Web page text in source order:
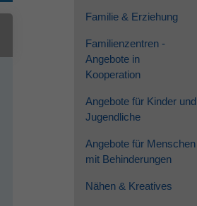
Familie & Erziehung
Familienzentren -
Angebote in
Kooperation
Angebote für Kinder und
Jugendliche
Angebote für Menschen
mit Behinderungen
Nähen & Kreatives